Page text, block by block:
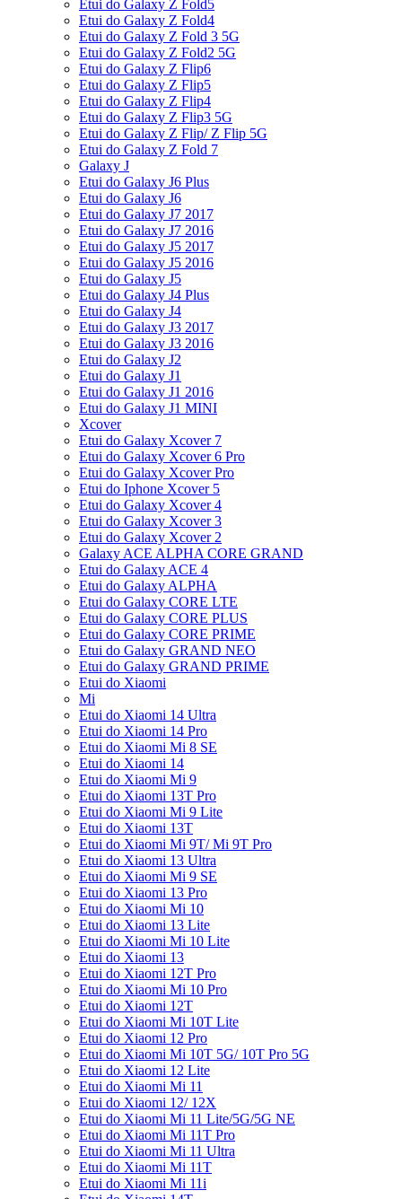
Etui do Galaxy Z Fold5
Etui do Galaxy Z Fold4
Etui do Galaxy Z Fold 3 5G
Etui do Galaxy Z Fold2 5G
Etui do Galaxy Z Flip6
Etui do Galaxy Z Flip5
Etui do Galaxy Z Flip4
Etui do Galaxy Z Flip3 5G
Etui do Galaxy Z Flip/ Z Flip 5G
Etui do Galaxy Z Fold 7
Galaxy J
Etui do Galaxy J6 Plus
Etui do Galaxy J6
Etui do Galaxy J7 2017
Etui do Galaxy J7 2016
Etui do Galaxy J5 2017
Etui do Galaxy J5 2016
Etui do Galaxy J5
Etui do Galaxy J4 Plus
Etui do Galaxy J4
Etui do Galaxy J3 2017
Etui do Galaxy J3 2016
Etui do Galaxy J2
Etui do Galaxy J1
Etui do Galaxy J1 2016
Etui do Galaxy J1 MINI
Xcover
Etui do Galaxy Xcover 7
Etui do Galaxy Xcover 6 Pro
Etui do Galaxy Xcover Pro
Etui do Iphone Xcover 5
Etui do Galaxy Xcover 4
Etui do Galaxy Xcover 3
Etui do Galaxy Xcover 2
Galaxy ACE ALPHA CORE GRAND
Etui do Galaxy ACE 4
Etui do Galaxy ALPHA
Etui do Galaxy CORE LTE
Etui do Galaxy CORE PLUS
Etui do Galaxy CORE PRIME
Etui do Galaxy GRAND NEO
Etui do Galaxy GRAND PRIME
Etui do Xiaomi
Mi
Etui do Xiaomi 14 Ultra
Etui do Xiaomi 14 Pro
Etui do Xiaomi Mi 8 SE
Etui do Xiaomi 14
Etui do Xiaomi Mi 9
Etui do Xiaomi 13T Pro
Etui do Xiaomi Mi 9 Lite
Etui do Xiaomi 13T
Etui do Xiaomi Mi 9T/ Mi 9T Pro
Etui do Xiaomi 13 Ultra
Etui do Xiaomi Mi 9 SE
Etui do Xiaomi 13 Pro
Etui do Xiaomi Mi 10
Etui do Xiaomi 13 Lite
Etui do Xiaomi Mi 10 Lite
Etui do Xiaomi 13
Etui do Xiaomi 12T Pro
Etui do Xiaomi Mi 10 Pro
Etui do Xiaomi 12T
Etui do Xiaomi Mi 10T Lite
Etui do Xiaomi 12 Pro
Etui do Xiaomi Mi 10T 5G/ 10T Pro 5G
Etui do Xiaomi 12 Lite
Etui do Xiaomi Mi 11
Etui do Xiaomi 12/ 12X
Etui do Xiaomi Mi 11 Lite/5G/5G NE
Etui do Xiaomi Mi 11T Pro
Etui do Xiaomi Mi 11 Ultra
Etui do Xiaomi Mi 11T
Etui do Xiaomi Mi 11i